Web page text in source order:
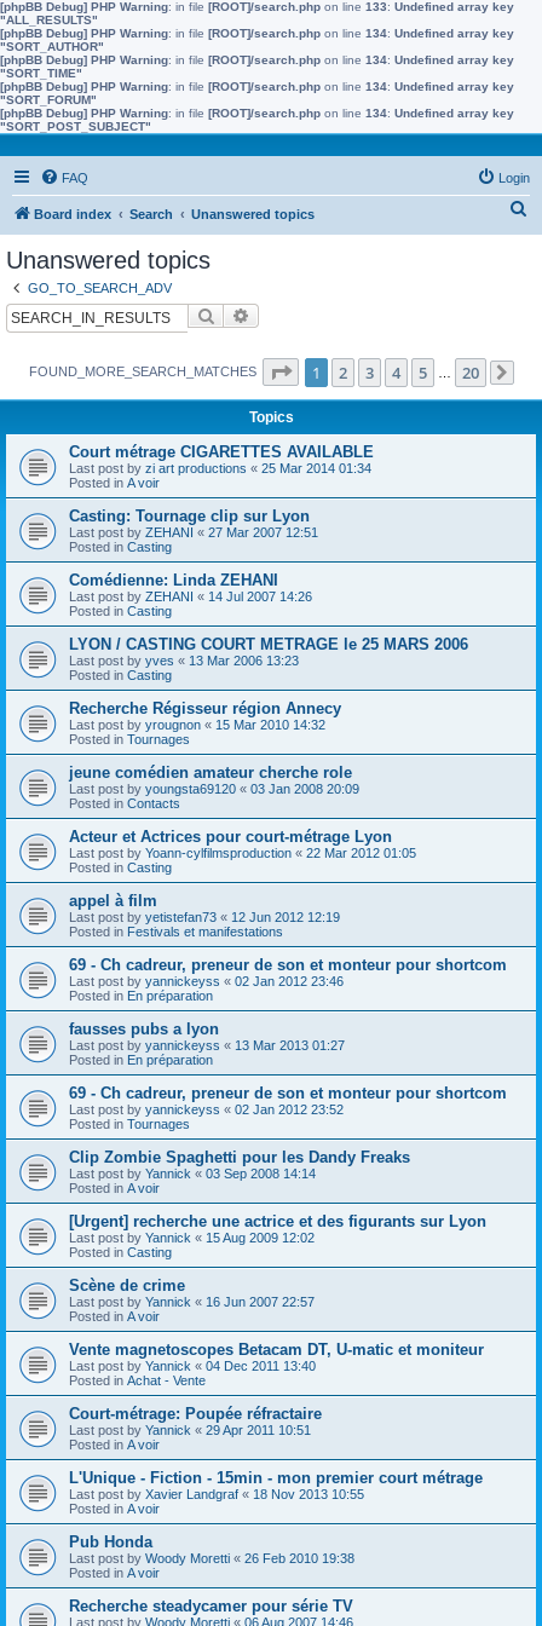
[phpBB Debug] PHP Warning: in file [ROOT]/search.php on line 133: Undefined array key
"ALL_RESULTS"
[phpBB Debug] PHP Warning: in file [ROOT]/search.php on line 134: Undefined array key
"SORT_AUTHOR"
[phpBB Debug] PHP Warning: in file [ROOT]/search.php on line 134: Undefined array key
"SORT_TIME"
[phpBB Debug] PHP Warning: in file [ROOT]/search.php on line 134: Undefined array key
"SORT_FORUM"
[phpBB Debug] PHP Warning: in file [ROOT]/search.php on line 134: Undefined array key
"SORT_POST_SUBJECT"
FAQ Login
Board index Search Unanswered topics
Unanswered topics
GO_TO_SEARCH_ADV
Search
FOUND_MORE_SEARCH_MATCHES Page 1of 20
1 2 3 4 5 20
Topics
Court métrage CIGARETTES AVAILABLE
Last post by zi art productions « 25 Mar 2014 01:34
Posted in A voir
Casting: Tournage clip sur Lyon
Last post by ZEHANI « 27 Mar 2007 12:51
Posted in Casting
Comédienne: Linda ZEHANI
Last post by ZEHANI « 14 Jul 2007 14:26
Posted in Casting
LYON / CASTING COURT METRAGE le 25 MARS 2006
Last post by yves « 13 Mar 2006 13:23
Posted in Casting
Recherche Régisseur région Annecy
Last post by yrougnon « 15 Mar 2010 14:32
Posted in Tournages
jeune comédien amateur cherche role
Last post by youngsta69120 « 03 Jan 2008 20:09
Posted in Contacts
Acteur et Actrices pour court-métrage Lyon
Last post by Yoann-cylfilmsproduction « 22 Mar 2012 01:05
Posted in Casting
appel à film
Last post by yetistefan73 « 12 Jun 2012 12:19
Posted in Festivals et manifestations
69 - Ch cadreur, preneur de son et monteur pour shortcom
Last post by yannickeyss « 02 Jan 2012 23:46
Posted in En préparation
fausses pubs a lyon
Last post by yannickeyss « 13 Mar 2013 01:27
Posted in En préparation
69 - Ch cadreur, preneur de son et monteur pour shortcom
Last post by yannickeyss « 02 Jan 2012 23:52
Posted in Tournages
Clip Zombie Spaghetti pour les Dandy Freaks
Last post by Yannick « 03 Sep 2008 14:14
Posted in A voir
[Urgent] recherche une actrice et des figurants sur Lyon
Last post by Yannick « 15 Aug 2009 12:02
Posted in Casting
Scène de crime
Last post by Yannick « 16 Jun 2007 22:57
Posted in A voir
Vente magnetoscopes Betacam DT, U-matic et moniteur
Last post by Yannick « 04 Dec 2011 13:40
Posted in Achat - Vente
Court-métrage: Poupée réfractaire
Last post by Yannick « 29 Apr 2011 10:51
Posted in A voir
L'Unique - Fiction - 15min - mon premier court métrage
Last post by Xavier Landgraf « 18 Nov 2013 10:55
Posted in A voir
Pub Honda
Last post by Woody Moretti « 26 Feb 2010 19:38
Posted in A voir
Recherche steadycamer pour série TV
Last post by Woody Moretti « 06 Aug 2007 14:46